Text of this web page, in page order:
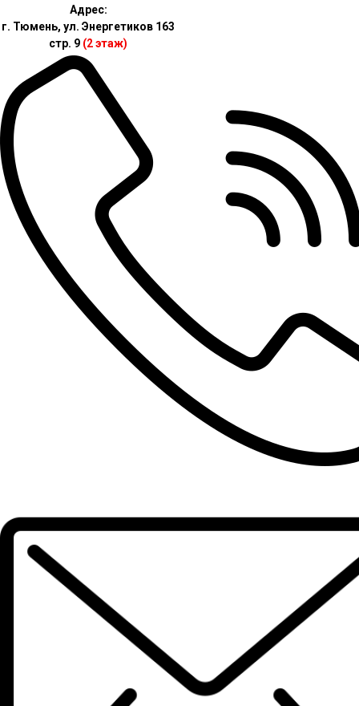
Адрес:
г. Тюмень, ул. Энергетиков 163
стр. 9 (2 этаж)